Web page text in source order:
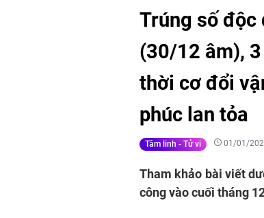
Trúng số độc
(30/12 âm),
thời cơ đổi
phúc lan tỏa
Tâm linh - Tử vi 01/01/
Tham khảo bài viết
công vào cuối tháng